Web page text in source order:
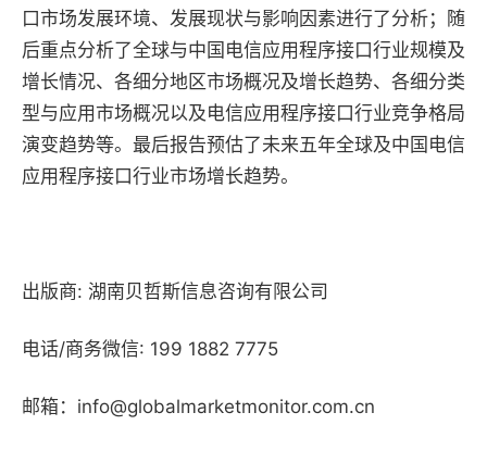
口市场发展环境、发展现状与影响因素进行了分析；随
后重点分析了全球与中国电信应用程序接口行业规模及
增长情况、各细分地区市场概况及增长趋势、各细分类
型与应用市场概况以及电信应用程序接口行业竞争格局
演变趋势等。最后报告预估了未来五年全球及中国电信
应用程序接口行业市场增长趋势。
出版商: 湖南贝哲斯信息咨询有限公司
电话/商务微信: 199 1882 7775
邮箱：info@globalmarketmonitor.com.cn